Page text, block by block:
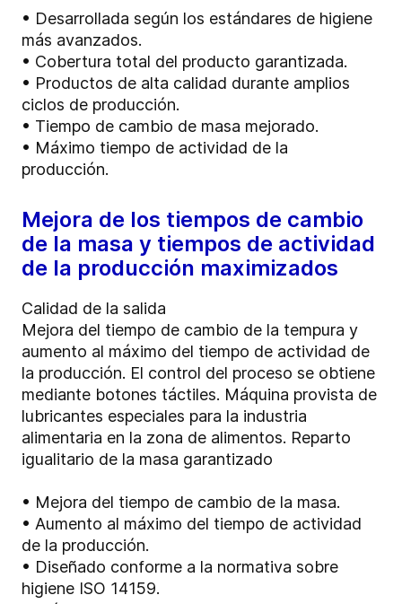
• Desarrollada según los estándares de higiene
más avanzados.
• Cobertura total del producto garantizada.
• Productos de alta calidad durante amplios
ciclos de producción.
• Tiempo de cambio de masa mejorado.
• Máximo tiempo de actividad de la
producción.
Mejora de los tiempos de cambio
de la masa y tiempos de actividad
de la producción maximizados
Calidad de la salida
Mejora del tiempo de cambio de la tempura y
aumento al máximo del tiempo de actividad de
la producción. El control del proceso se obtiene
mediante botones táctiles. Máquina provista de
lubricantes especiales para la industria
alimentaria en la zona de alimentos. Reparto
igualitario de la masa garantizado
• Mejora del tiempo de cambio de la masa.
• Aumento al máximo del tiempo de actividad
de la producción.
• Diseñado conforme a la normativa sobre
higiene ISO 14159.